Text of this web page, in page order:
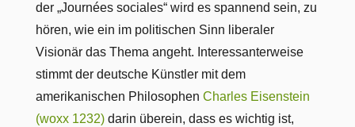
der „Journées sociales“ wird es spannend sein, zu
hören, wie ein im politischen Sinn liberaler
Visionär das Thema angeht. Interessanterweise
stimmt der deutsche Künstler mit dem
amerikanischen Philosophen Charles Eisenstein
(woxx 1232)darin überein, dass es wichtig ist,